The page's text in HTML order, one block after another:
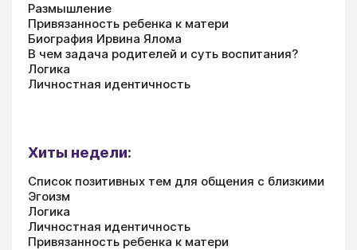
Размышление
Привязанность ребенка к матери
Биография Ирвина Ялома
В чем задача родителей и суть воспитания?
Логика
Личностная идентичность
Хиты недели:
Список позитивных тем для общения с близкими
Эгоизм
Логика
Личностная идентичность
Привязанность ребенка к матери